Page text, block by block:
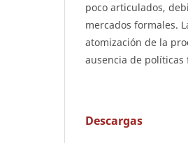
poco articulados,
mercados formales.
atomización de la
ausencia de
Descargas